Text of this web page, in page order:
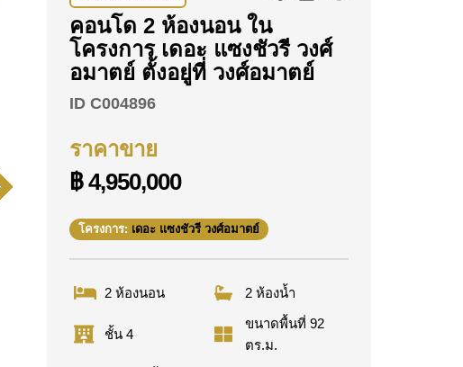
คอนโด 2 ห้องนอน ใน
โครงการ เดอะ แซงชัวรี วงศ์
อมาตย์ ตั้งอยู่ที่ วงศ์อมาตย์
ID C004896
ราคาขาย
฿ 4,950,000
โครงการ: เดอะ แซงชัวรี วงศ์อมาตย์
2 ห้องนอน 2 ห้องน้ำ
ชั้น 4
ขนาดพื้นที่ 92
ตร.ม.